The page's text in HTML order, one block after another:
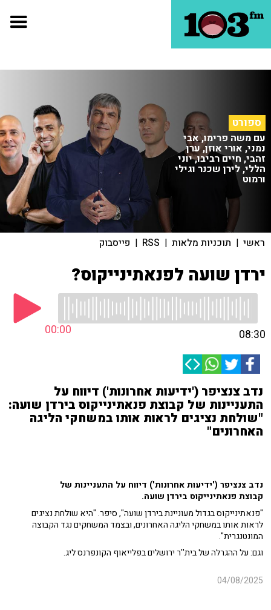
ספורט
עם משה פרימו, אבי
נמני, אורי אוזן, ערן
זהבי, חיים רביבו, יוני
הללי, לירן שכנר וגילי
ורמוט
ראשי | תוכניות מלאות |
RSS
| פייסבוק
ירדן שועה לפנאתינייקוס?
00:00 08:30
נדב צנציפר ('ידיעות אחרונות') דיווח על
התעניינות של קבוצת פנאתינייקוס בירדן שועה:
"שולחת נציגים לראות אותו במשחקי הליגה
האחרונים"
נדב צנציפר ('ידיעות אחרונות') דיווח על התעניינות של
קבוצת פנאתינייקוס בירדן שועה.
"פנאתינייקוס בגדול מעוניינת בירדן שועה", סיפר. "היא שולחת נציגים
לראות אותו במשחקי הליגה האחרונים, ובצמד המשחקים נגד הקבוצה
המונטנגרית".
וגם: על ההגרלה של בית''ר ירושלים בפלייאוף הקונפרנס ליג.
04/08/2025